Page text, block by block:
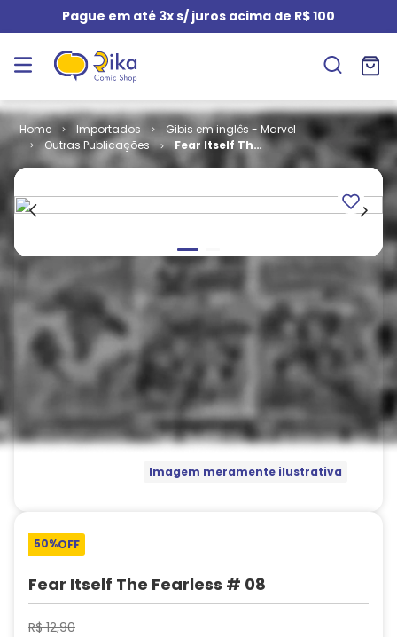
Pague em até 3x s/ juros acima de R$ 100
Importados
Gibis em inglês - Marvel
Outras Publicações
Fear Itself The
Fearless # 08
Imagem meramente ilustrativa
50%OFF
Fear Itself The Fearless # 08
R$ 12,90